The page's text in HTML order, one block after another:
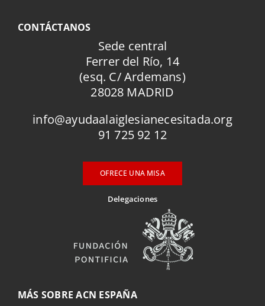
CONTÁCTANOS
Sede central
Ferrer del Río, 14
(esq. C/ Ardemans)
28028 MADRID
info@ayudaalaiglesianecesitada.org
91 725 92 12
OFRECE UNA MISA
Delegaciones
MÁS SOBRE ACN ESPAÑA